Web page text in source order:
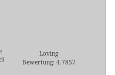
Loving
Bewertung: 4.7857